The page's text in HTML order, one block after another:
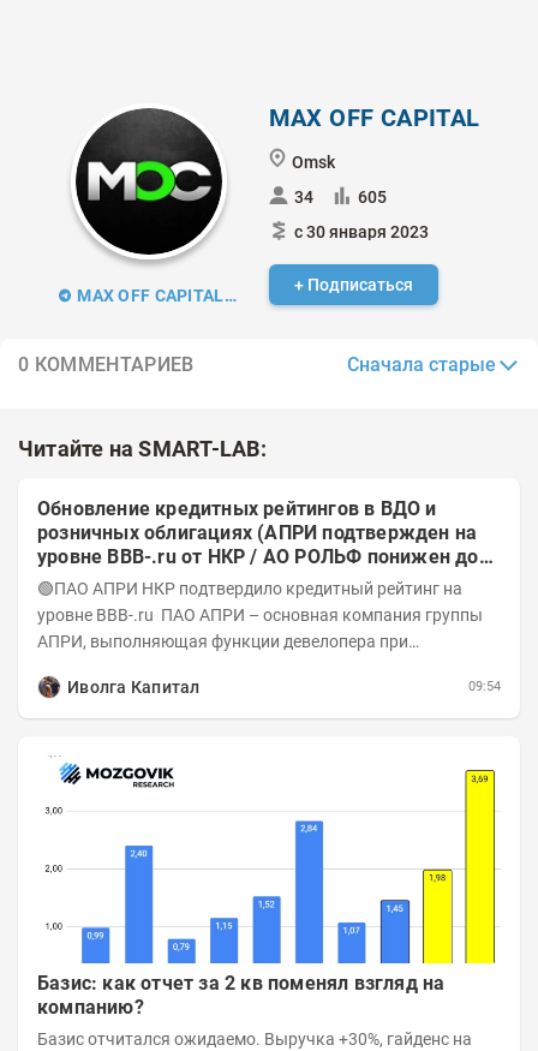
MAX OFF CAPITAL | Трейдинг
MAX OFF CAPITAL
Omsk
34
605
с 30 января 2023
+ Подписаться
0 КОММЕНТАРИЕВ Сначала старые
Читайте на SMART-LAB:
Обновление кредитных рейтингов в ВДО и
розничных облигациях (АПРИ подтвержден на
уровне BBB-.ru от НКР / АО РОЛЬФ понижен до
А-(RU) / Элит Строй присвоен на уровне BBB.ru)
🟢ПАО АПРИ НКР подтвердило кредитный рейтинг на
уровне BBB-.ru ПАО АПРИ – основная компания группы
АПРИ, выполняющая функции девелопера при
Иволга Капитал
09:54
Базис: как отчет за 2 кв поменял взгляд на
компанию?
Базис отчитался ожидаемо. Выручка +30%, гайденс на